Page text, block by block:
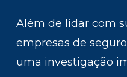
Além de lidar com
empresas de
uma investigação